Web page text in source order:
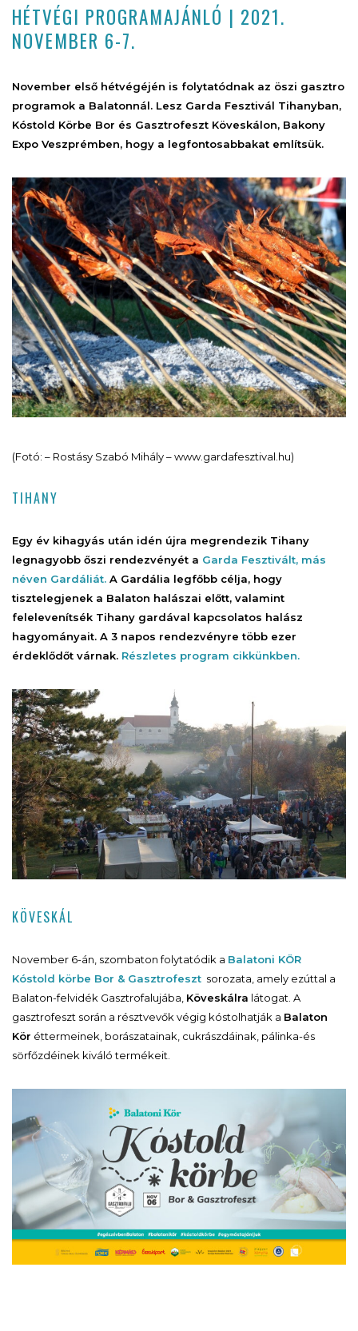
HÉTVÉGI PROGRAMAJÁNLÓ | 2021.
NOVEMBER 6-7.
November első hétvégéjén is folytatódnak az öszi gasztro
programok a Balatonnál. Lesz Garda Fesztivál Tihanyban,
Kóstold Körbe Bor és Gasztrofeszt Köveskálon, Bakony
Expo Veszprémben, hogy a legfontosabbakat említsük.
(Fotó: – Rostásy Szabó Mihály – www.gardafesztival.hu)
TIHANY
Egy év kihagyás után idén újra megrendezik Tihany
legnagyobb őszi rendezvényét a Garda Fesztivált, más
néven Gardáliát. A Gardália legfőbb célja, hogy
tisztelegjenek a Balaton halászai előtt, valamint
felelevenítsék Tihany gardával kapcsolatos halász
hagyományait. A 3 napos rendezvényre több ezer
érdeklődőt várnak. Részletes program cikkünkben.
KÖVESKÁL
November 6-án, szombaton folytatódik a Balatoni KÖR
Kóstold körbe Bor & Gasztrofeszt sorozata, amely ezúttal a
Balaton-felvidék Gasztrofalujába, Köveskálra látogat. A
gasztrofeszt során a résztvevők végig kóstolhatják a Balaton
Kör éttermeinek, borászatainak, cukrászdáinak, pálinka-és
sörfőzdéinek kiváló termékeit.